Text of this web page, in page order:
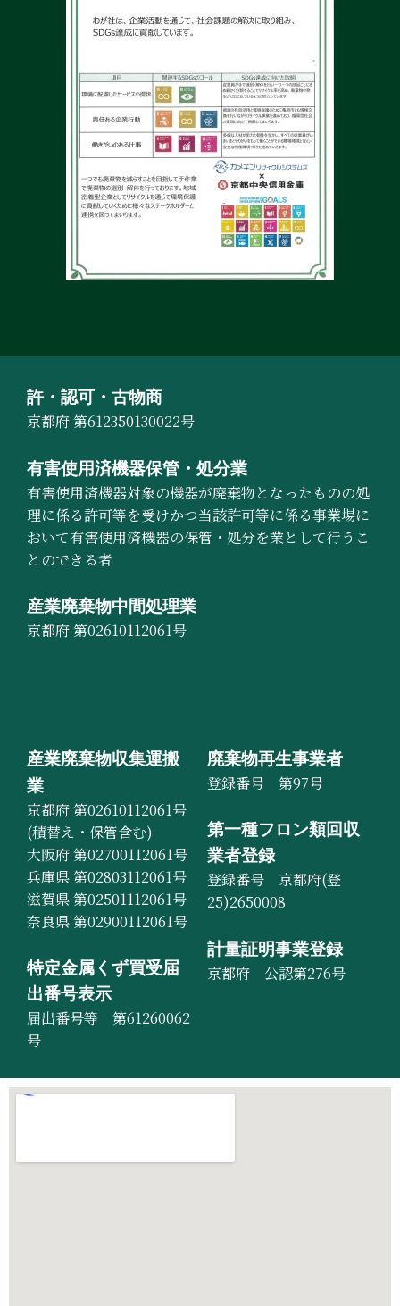
許・認可・古物商
京都府 第612350130022号
有害使用済機器保管・処分業
有害使用済機器対象の機器が廃棄物となったものの処
理に係る許可等を受けかつ当該許可等に係る事業場に
おいて有害使用済機器の保管・処分を業として行うこ
とのできる者
産業廃棄物中間処理業
京都府 第02610112061号
産業廃棄物収集運搬
業
京都府 第02610112061号
(積替え・保管含む)
大阪府 第02700112061号
兵庫県 第02803112061号
滋賀県 第02501112061号
奈良県 第02900112061号
特定金属くず買受届
出番号表示
届出番号等 第61260062
号
廃棄物再生事業者
登録番号 第97号
第一種フロン類回収
業者登録
登録番号 京都府(登
25)2650008
計量証明事業登録
京都府 公認第276号